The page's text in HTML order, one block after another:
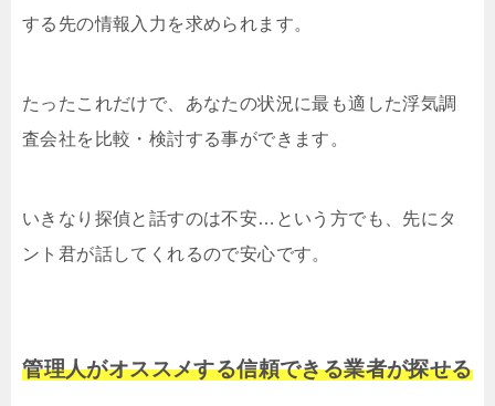
する先の情報入力を求められます。
たったこれだけで、あなたの状況に最も適した浮気調
査会社を比較・検討する事ができます。
いきなり探偵と話すのは不安…という方でも、先にタ
ント君が話してくれるので安心です。
管理人がオススメする信頼できる業者が探せる